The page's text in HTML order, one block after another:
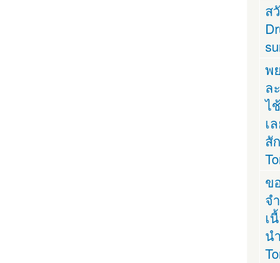
ส
พ
ล
ไ
เ
สั
ข
จ
เ
น